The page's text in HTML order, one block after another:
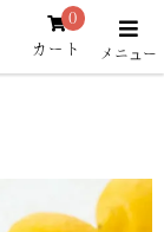
カート
0